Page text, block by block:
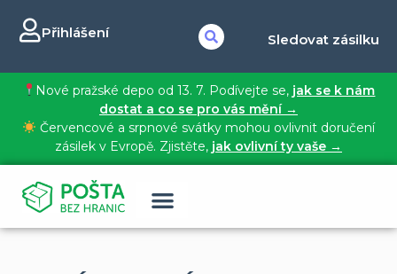
Přihlášení Sledovat zásilku
Nové pražské depo od 13. 7. Podívejte se, jak se k nám
dostat a co se pro vás mění →
Červencové a srpnové svátky mohou ovlivnit doručení
zásilek v Evropě. Zjistěte, jak ovlivní ty vaše →